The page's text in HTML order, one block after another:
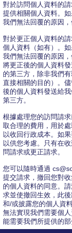
對於訪問個人資料的
提供相關個人資料。
我們無法回覆的原因
對於更正個人資料的
個人資料（如有）。
我們無法回覆的原因
將更正後的個人資料
的第三方，除非我們
直接相關的目的）。
後的個人資料發送給
第三方。
根據處理您的訪問請
取合理的費用，用於
以收回行政成本。如
以供您考慮。只有在
問請求或更正請求。
您可以隨時通過
提交請求，撤回您對
的個人資料的同意。
求並使撤回生效，此
和/或披露您的個人資
無法實現我們需要個
能需要我們所提供的部